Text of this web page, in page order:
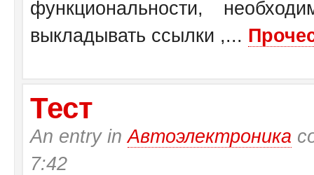
функциональности,
выкладывать ссылки ,...
Тест
An entry inАвтоэлектроника
7:42